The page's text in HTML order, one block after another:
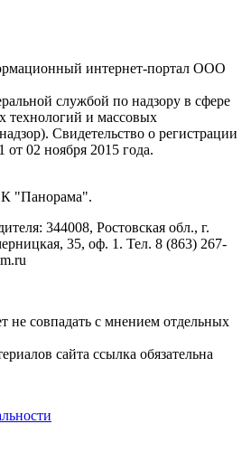
интернет-портал ООО
службой по надзору в сфере
технологий и массовых
Cвидетельство о регистрации
02 ноября 2015 года.
"Панорама".
344008, Ростовская обл., г.
35, оф. 1. Тел. 8 (863) 267-
не совпадать с мнением отдельных
сайта ссылка обязательна